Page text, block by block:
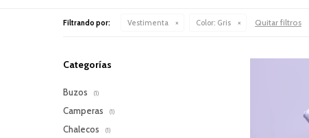
Filtrando por: Vestimenta Color: Gris Quitar filtros
Categorías
Buzos (1)
Camperas (1)
Chalecos (1)